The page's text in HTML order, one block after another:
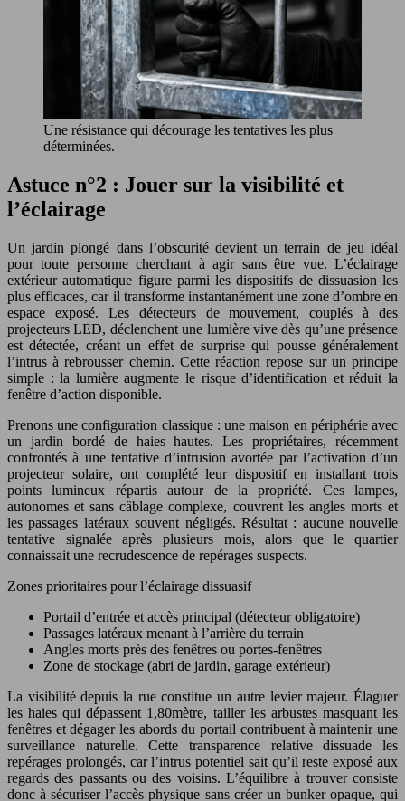
Une résistance qui décourage les tentatives les plus
déterminées.
Astuce n°2 : Jouer sur la visibilité et
l’éclairage
Un jardin plongé dans l’obscurité devient un terrain de jeu idéal
pour toute personne cherchant à agir sans être vue. L’éclairage
extérieur automatique figure parmi les dispositifs de dissuasion les
plus efficaces, car il transforme instantanément une zone d’ombre en
espace exposé. Les détecteurs de mouvement, couplés à des
projecteurs LED, déclenchent une lumière vive dès qu’une présence
est détectée, créant un effet de surprise qui pousse généralement
l’intrus à rebrousser chemin. Cette réaction repose sur un principe
simple : la lumière augmente le risque d’identification et réduit la
fenêtre d’action disponible.
Prenons une configuration classique : une maison en périphérie avec
un jardin bordé de haies hautes. Les propriétaires, récemment
confrontés à une tentative d’intrusion avortée par l’activation d’un
projecteur solaire, ont complété leur dispositif en installant trois
points lumineux répartis autour de la propriété. Ces lampes,
autonomes et sans câblage complexe, couvrent les angles morts et
les passages latéraux souvent négligés. Résultat : aucune nouvelle
tentative signalée après plusieurs mois, alors que le quartier
connaissait une recrudescence de repérages suspects.
Zones prioritaires pour l’éclairage dissuasif
Portail d’entrée et accès principal (détecteur obligatoire)
Passages latéraux menant à l’arrière du terrain
Angles morts près des fenêtres ou portes-fenêtres
Zone de stockage (abri de jardin, garage extérieur)
La visibilité depuis la rue constitue un autre levier majeur. Élaguer
les haies qui dépassent 1,80mètre, tailler les arbustes masquant les
fenêtres et dégager les abords du portail contribuent à maintenir une
surveillance naturelle. Cette transparence relative dissuade les
repérages prolongés, car l’intrus potentiel sait qu’il reste exposé aux
regards des passants ou des voisins. L’équilibre à trouver consiste
donc à sécuriser l’accès physique sans créer un bunker opaque, qui